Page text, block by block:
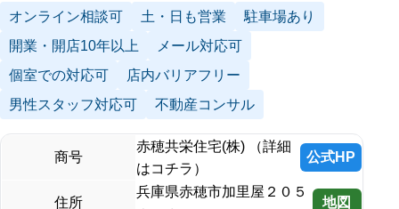
オンライン相談可
土・日も営業
駐車場あり
開業・開店10年以上
メール対応可
個室での対応可
店内バリアフリー
男性スタッフ対応可
不動産コンサル
商号
赤穂共栄住宅(株) （詳細
はコチラ）
公式HP
住所
兵庫県赤穂市加里屋２０５
地図